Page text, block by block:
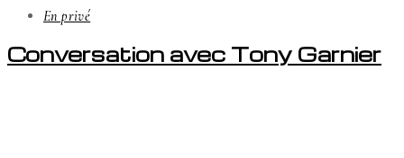
En privé
Conversation avec Tony Garnier